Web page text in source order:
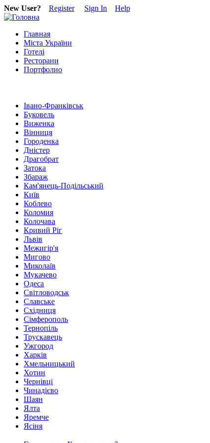
New User? Register Sign In Help
Главная
Міста України
Готелі
Ресторани
Портфолио
Івано-Франківськ
Буковель
Виженка
Вінниця
Городенка
Дністер
Драгобрат
Затока
Збараж
Кам'янець-Подільський
Київ
Коблево
Коломия
Колочава
Кривий Ріг
Львів
Межигір'я
Мигово
Миколаїв
Мукачево
Одеса
Світловодськ
Славське
Східниця
Сімферополь
Тернопіль
Трускавець
Ужгород
Харків
Хмельницький
Хотин
Чернівці
Чинадієво
Шаян
Ялта
Яремче
Ясіня